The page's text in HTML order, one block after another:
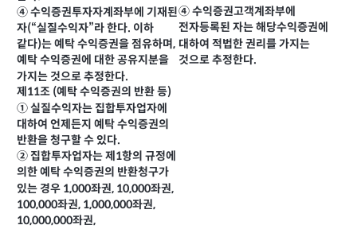
④ 수익증권투자자계좌부에 기재된
자(“실질수익자”라 한다. 이하
같다)는 예탁 수익증권을 점유하며,
예탁 수익증권에 대한 공유지분을
가지는 것으로 추정한다.
④ 수익증권고객계좌부에
전자등록된 자는 해당수익증권에
대하여 적법한 권리를 가지는
것으로 추정한다.
제11조 (예탁 수익증권의 반환 등)
① 실질수익자는 집합투자업자에
대하여 언제든지 예탁 수익증권의
반환을 청구할 수 있다.
② 집합투자업자는 제1항의 규정에
의한 예탁 수익증권의 반환청구가
있는 경우 1,000좌권, 10,000좌권,
100,000좌권, 1,000,000좌권,
10,000,000좌권,